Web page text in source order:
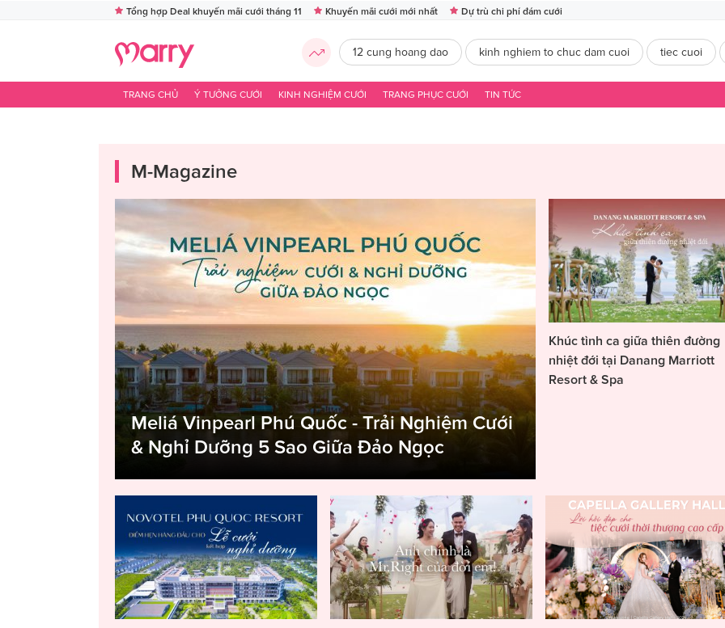
Tổng hợp Deal khuyến mãi cưới tháng 11 Khuyến mãi cưới mới nhất Dự trù chi phí đám cưới
12 cung hoang dao kinh nghiem to chuc dam cuoi tiec cuoi
TRANG CHỦ Ý TƯỞNG CƯỚI KINH NGHIỆM CƯỚI TRANG PHỤC CƯỚI TIN TỨC
M-Magazine
Meliá Vinpearl Phú Quốc - Trải Nghiệm Cưới
& Nghỉ Dưỡng 5 Sao Giữa Đảo Ngọc
Khúc tình ca giữa thiên đường
nhiệt đới tại Danang Marriott
Resort & Spa